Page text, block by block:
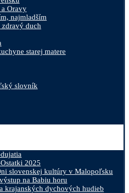
Oravy
najmladším
duch
starej matere
slovník
2025
slovenskej kultúry v Malopoľsku
na Babiu horu
krajanských dychových hudieb